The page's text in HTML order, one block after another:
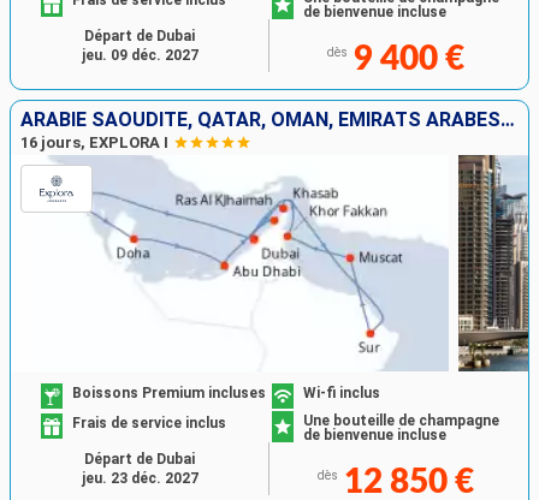
de bienvenue incluse
dès 9 400 €
Départ de Dubai
jeu. 09 déc. 2027
ARABIE SAOUDITE, QATAR, OMAN, EMIRATS ARABES UNIS
16 jours, EXPLORA I
Boissons Premium incluses
Wi-fi inclus
Frais de service inclus
Une bouteille de champagne
de bienvenue incluse
dès 12 850 €
Départ de Dubai
jeu. 23 déc. 2027